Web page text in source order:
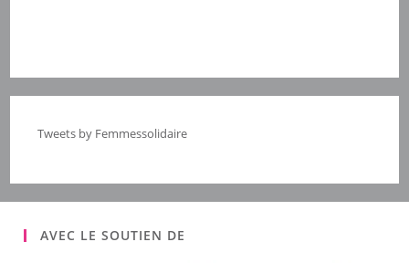
Tweets by Femmessolidaire
AVEC LE SOUTIEN DE